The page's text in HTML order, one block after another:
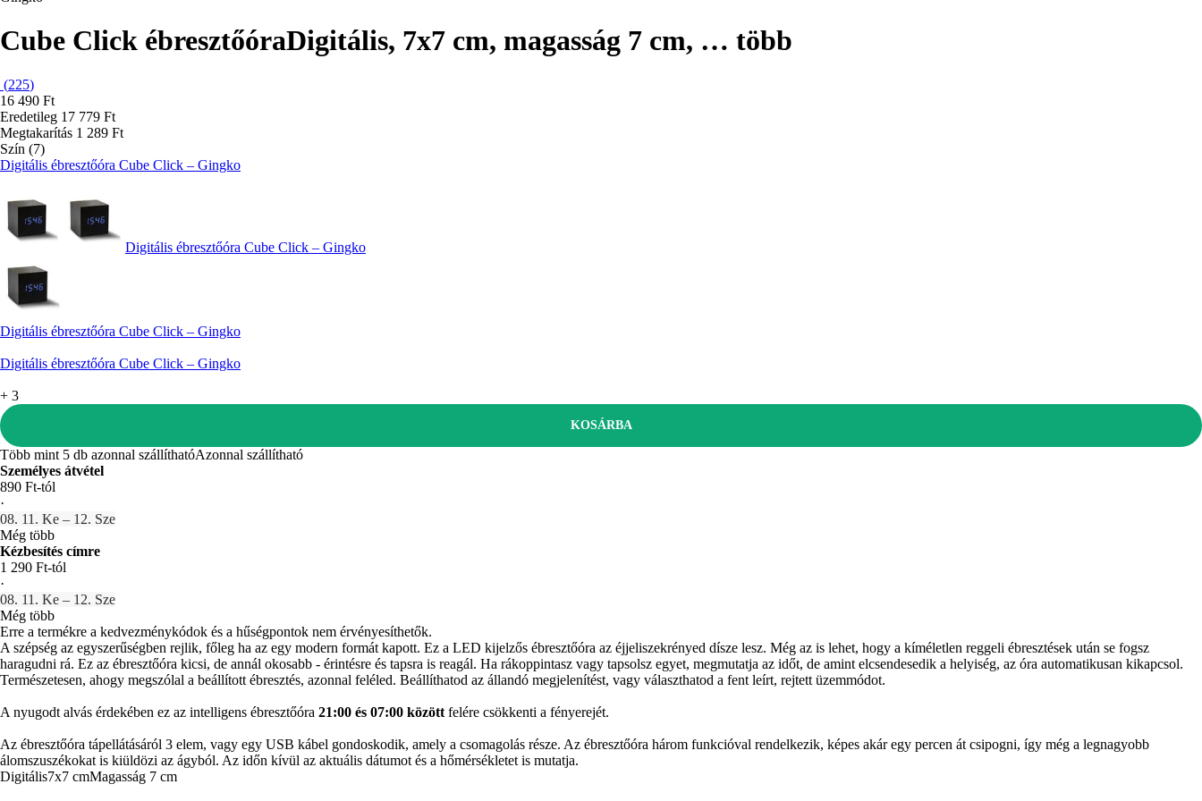
Cube Click ébresztőóraDigitális, 7x7 cm, magasság 7 cm, … több
(225)
16 490 Ft
Eredetileg 17 779 Ft
Megtakarítás 1 289 Ft
Szín (7)
Digitális ébresztőóra Cube Click – Gingko
Digitális ébresztőóra Cube Click – Gingko
Digitális ébresztőóra Cube Click – Gingko
Digitális ébresztőóra Cube Click – Gingko
+ 3
KOSÁRBA
Több mint 5 db azonnal szállíthatóAzonnal szállítható
Személyes átvétel
890 Ft-tól
·
08. 11. Ke – 12. Sze
Még több
Kézbesítés címre
1 290 Ft-tól
·
08. 11. Ke – 12. Sze
Még több
Erre a termékre a kedvezménykódok és a hűségpontok nem érvényesíthetők.
A szépség az egyszerűségben rejlik, főleg ha az egy modern formát kapott. Ez a LED kijelzős ébresztőóra az éjjeliszekrényed dísze lesz. Még az is lehet, hogy a kíméletlen reggeli ébresztések után se fogsz
haragudni rá. Ez az ébresztőóra kicsi, de annál okosabb - érintésre és tapsra is reagál. Ha rákoppintasz vagy tapsolsz egyet, megmutatja az időt, de amint elcsendesedik a helyiség, az óra automatikusan kikapcsol.
Természetesen, ahogy megszólal a beállított ébresztés, azonnal feléled. Beállíthatod az állandó megjelenítést, vagy választhatod a fent leírt, rejtett üzemmódot.
A nyugodt alvás érdekében ez az intelligens ébresztőóra 21:00 és 07:00 között felére csökkenti a fényerejét.
Az ébresztőóra tápellátásáról 3 elem, vagy egy USB kábel gondoskodik, amely a csomagolás része. Az ébresztőóra három funkcióval rendelkezik, képes akár egy percen át csipogni, így még a legnagyobb
álomszuszékokat is kiüldözi az ágyból. Az időn kívül az aktuális dátumot és a hőmérsékletet is mutatja.
Digitális7x7 cmMagasság 7 cm